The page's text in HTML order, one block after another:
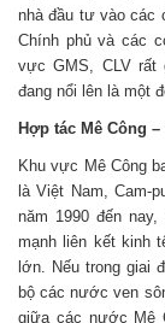
nhà đầu tư vào các
Chính phủ và các
vực GMS, CLV rất
đang nổi lên là một
Hợp tác Mê Công
Khu vực Mê Công
là Việt Nam, Cam-
năm 1990 đến
mạnh liên kết kinh
lớn. Nếu trong giai
bộ các nước ven
giữa các nước Mê